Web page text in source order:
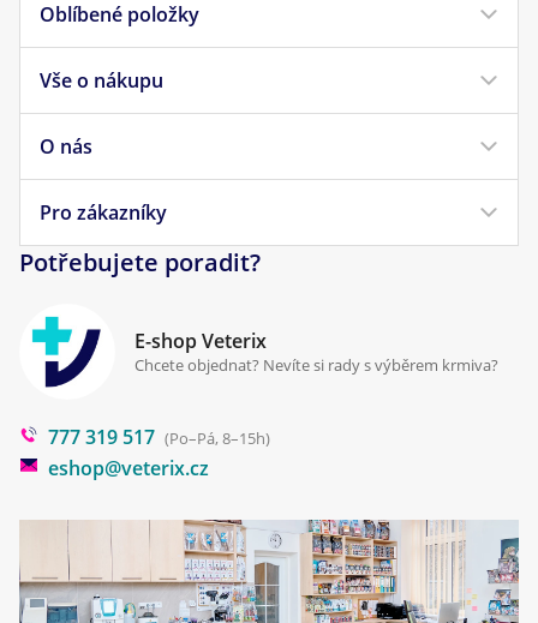
Oblíbené položky
Krmivo pro psy
Krmivo pro kočky
Pamlsky pro psy
Vše o nákupu
Doprava a platba
Obchodní podmínky
Reklamace a vrácení
Cookies a podmínky používání
O nás
Náš příběh
Pro zákazníky
Klinika Prostějov
Poradna
Blog
Potřebujete poradit?
E-shop Veterix
Chcete objednat? Nevíte si rady s výběrem krmiva?
777 319 517 (Po–Pá, 8–15h)
eshop@veterix.cz